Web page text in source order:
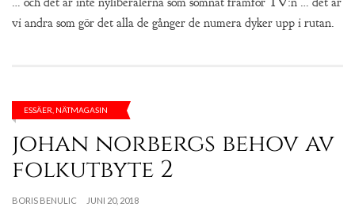
vi andra som gör det alla de gånger de numera dyker upp i rutan.
ESSÄER, NÄTMAGASIN
johan norbergs behov av
folkutbyte 2
BORIS BENULIC JUNI 20, 2018